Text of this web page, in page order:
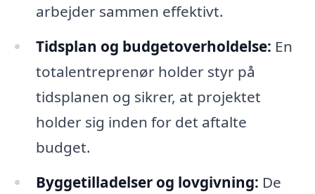
arbejder sammen effektivt.
Tidsplan og budgetoverholdelse: En
totalentreprenør holder styr på
tidsplanen og sikrer, at projektet
holder sig inden for det aftalte
budget.
Byggetilladelser og lovgivning: De